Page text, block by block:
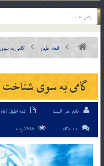
ائمه اطهار گامی به
گامی به سوی شناخت
خادم اهل البیت ائمه اطهار,
0 دیدگاه